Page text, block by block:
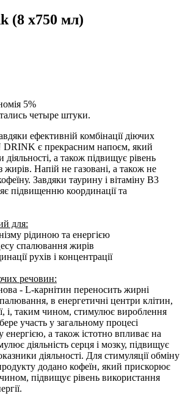
(8 x750 мл)
5%
четыре штуки.
ефективній комбінації діючих
є прекрасним напоєм, який
а також підвищує рівень
жирів. Напій не газовані, а також не
Завдяки таурину і вітаміну B3
підвищенню координації та
для:
рідиною та енергією
спалювання жирів
рухів і концентрації
речовин:
- L-карнітин переносить жирні
в енергетичні центри клітин,
і, таким чином, стимулює вироблення
участь у загальному процесі
енергією, а також істотно впливає на
діяльність серця і мозку, підвищує
діяльності. Для стимуляції обміну
додано кофеїн, який прискорює
підвищує рівень використання